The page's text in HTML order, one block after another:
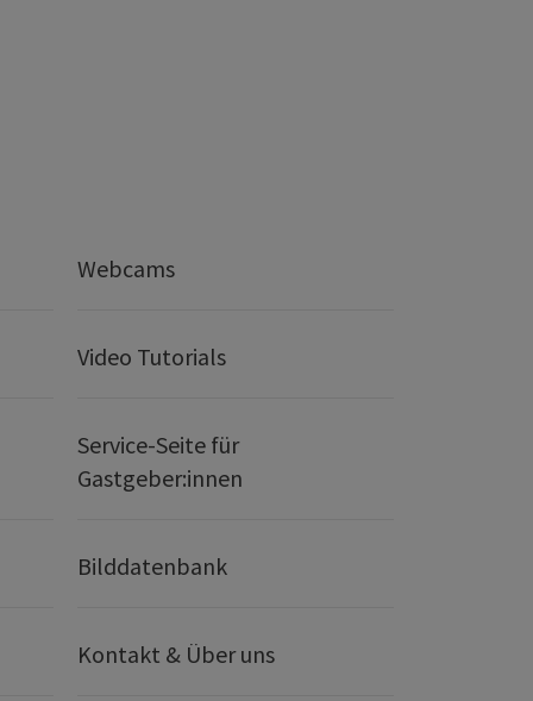
Webcams
Video Tutorials
Service-Seite für
Gastgeber:innen
Bilddatenbank
Kontakt & Über uns